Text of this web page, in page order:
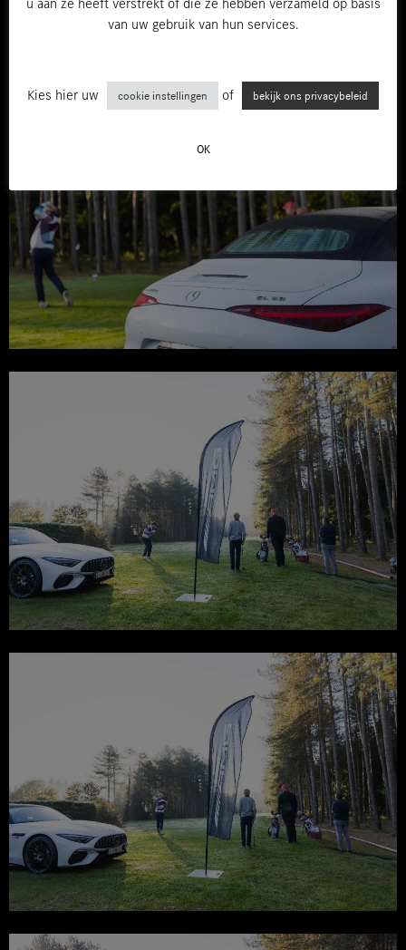
van uw gebruik van hun services.
Kies hier uw cookie instellingen of bekijk ons privacybeleid
OK